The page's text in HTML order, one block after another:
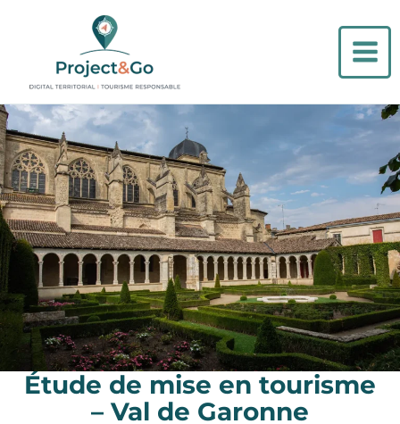
Étude de mise en tourisme
– Val de Garonne